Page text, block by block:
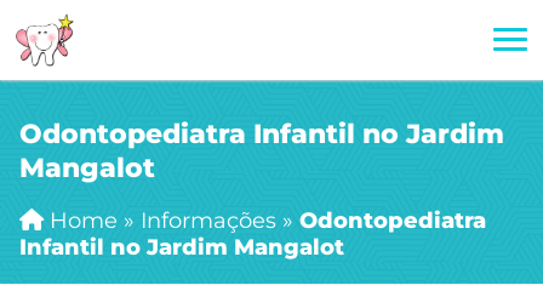
Odontopediatra Infantil no Jardim
Mangalot
Home » Informações » Odontopediatra
Infantil no Jardim Mangalot